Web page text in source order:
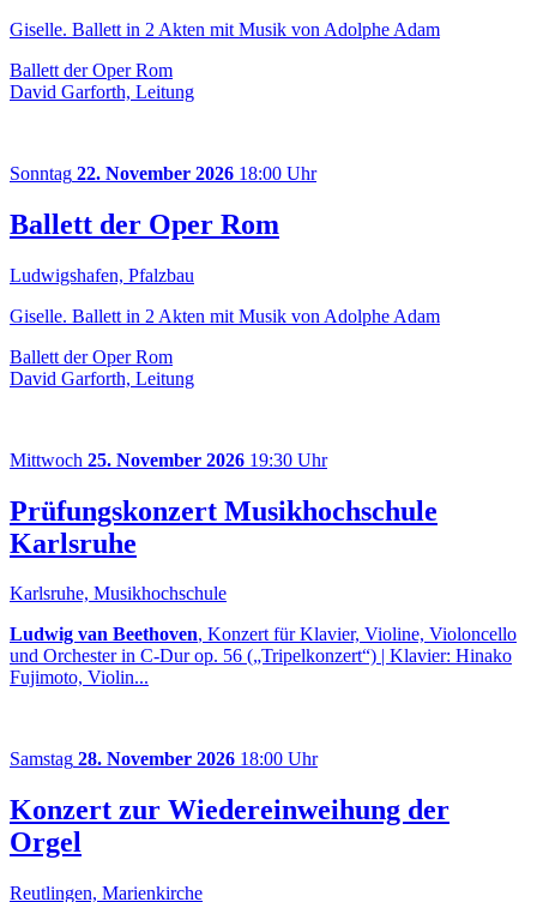
Giselle. Ballett in 2 Akten mit Musik von Adolphe Adam
Ballett der Oper Rom
David Garforth, Leitung
Sonntag 22. November 2026 18:00 Uhr
Ballett der Oper Rom
Ludwigshafen, Pfalzbau
Giselle. Ballett in 2 Akten mit Musik von Adolphe Adam
Ballett der Oper Rom
David Garforth, Leitung
Mittwoch 25. November 2026 19:30 Uhr
Prüfungskonzert Musikhochschule
Karlsruhe
Karlsruhe, Musikhochschule
Ludwig van Beethoven, Konzert für Klavier, Violine, Violoncello
und Orchester in C-Dur op. 56 („Tripelkonzert“) | Klavier: Hinako
Fujimoto, Violin...
Samstag 28. November 2026 18:00 Uhr
Konzert zur Wiedereinweihung der
Orgel
Reutlingen, Marienkirche